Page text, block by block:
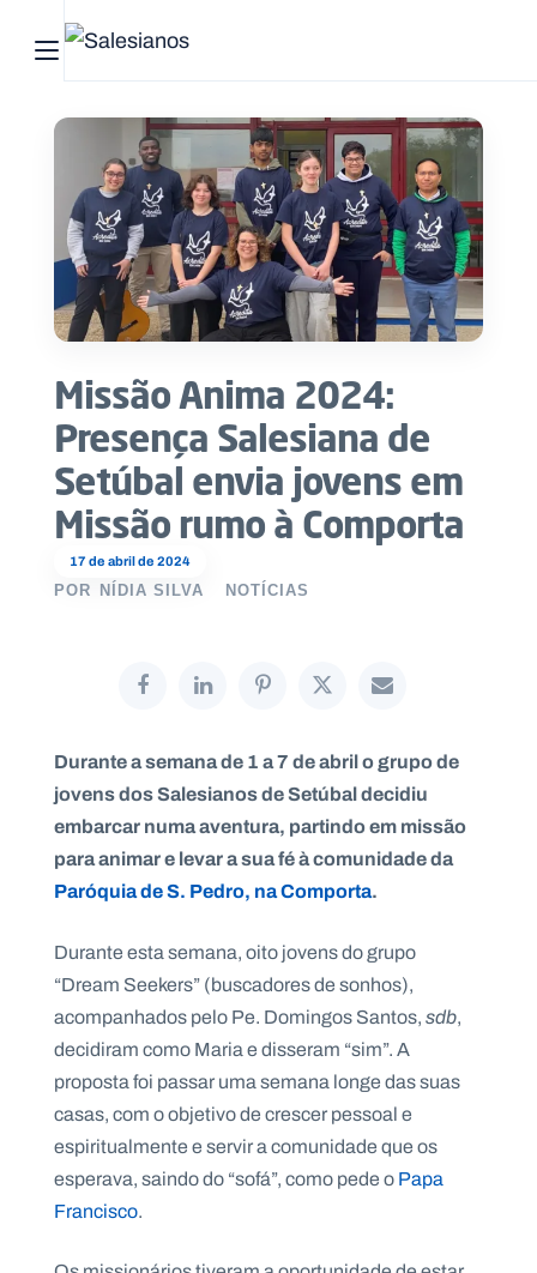
Abrir menu principal
17 de abril de 2024
Missão Anima 2024:
Presença Salesiana de
Setúbal envia jovens em
Missão rumo à Comporta
POR NÍDIA SILVA NOTÍCIAS
Durante a semana de 1 a 7 de abril o grupo de
jovens dos Salesianos de Setúbal decidiu
embarcar numa aventura, partindo em missão
para animar e levar a sua fé à comunidade da
Paróquia de S. Pedro, na Comporta.
Durante esta semana, oito jovens do grupo
“Dream Seekers” (buscadores de sonhos),
acompanhados pelo Pe. Domingos Santos,sdb,
decidiram como Maria e disseram “sim”. A
proposta foi passar uma semana longe das suas
casas, com o objetivo de crescer pessoal e
espiritualmente e servir a comunidade que os
esperava, saindo do “sofá”, como pede oPapa
Francisco.
Pesquisar no site
Início
Quem
somos
O
que
fazemos
Recursos
Notícias
A
I
N
A
L
S
a
s
n
o
.
p
A
n
C
t